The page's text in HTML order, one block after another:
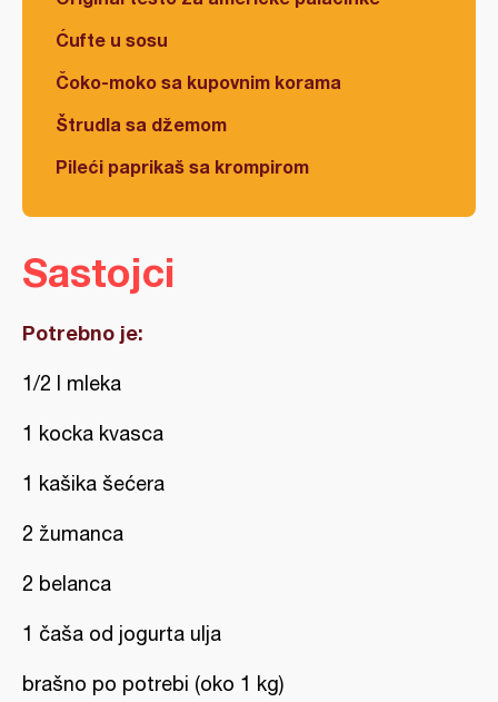
Ćufte u sosu
Čoko-moko sa kupovnim korama
Štrudla sa džemom
Pileći paprikaš sa krompirom
Sastojci
Potrebno je:
1/2 l mleka
1 kocka kvasca
1 kašika šećera
2 žumanca
2 belanca
1 čaša od jogurta ulja
brašno po potrebi (oko 1 kg)